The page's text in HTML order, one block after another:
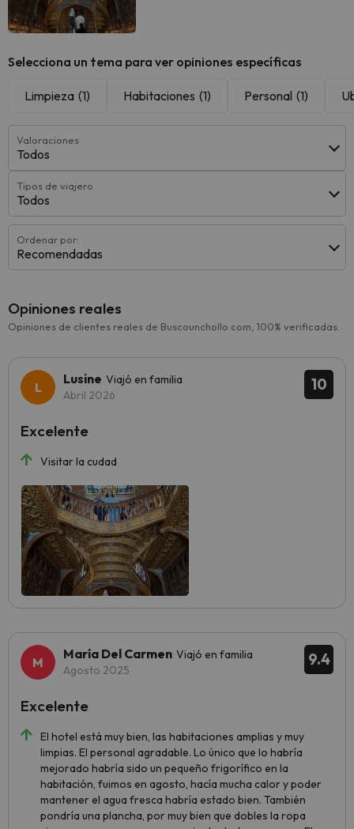
Selecciona un tema para ver opiniones específicas
Limpieza (1) Habitaciones (1) Personal (1)
Valoraciones
Todos
Tipos de viajero
Todos
Ordenar por:
Recomendadas
Opiniones reales
Opiniones de clientes reales de Buscounchollo.com, 100% verificadas.
10
Lusine Viajó en familia
Abril 2026
Visitar la cudad
Excelente
9.4
María Del Carmen Viajó en familia
Agosto 2025
El hotel está muy bien, las habitaciones amplias y muy
limpias. El personal agradable. Lo único que lo habría
mejorado habría sido un pequeño frigorífico en la
habitación, fuimos en agosto, hacía mucha calor y poder
mantener el agua fresca habría estado bien. También
pondría una plancha, por muy bien que dobles la ropa
Excelente